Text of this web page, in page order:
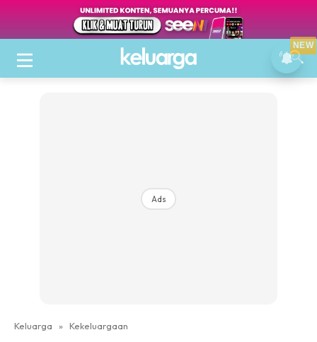
Ads
Keluarga » Kekeluargaan
NEW